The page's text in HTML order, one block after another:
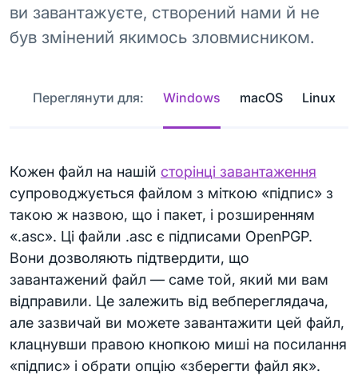
ви завантажуєте, створений нами й не
був змінений якимось зловмисником.
Переглянути для: Windows macOS Linux
Кожен файл на нашій сторінці завантаження
супроводжується файлом з міткою «підпис» з
такою ж назвою, що і пакет, і розширенням
«.asc». Ці файли .asc є підписами OpenPGP.
Вони дозволяють підтвердити, що
завантажений файл — саме той, який ми вам
відправили. Це залежить від вебпереглядача,
але зазвичай ви можете завантажити цей файл,
клацнувши правою кнопкою миші на посилання
«підпис» і обрати опцію «зберегти файл як».